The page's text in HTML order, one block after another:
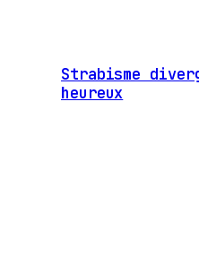
Strabisme
heureux